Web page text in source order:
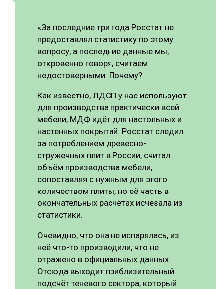
«За последние три года Росстат не
предоставлял статистику по этому
вопросу, а последние данные мы,
откровенно говоря, считаем
недостоверными. Почему?
Как известно, ЛДСП у нас используют
для производства практически всей
мебели, МДФ идёт для настольных и
настенных покрытий. Росстат следил
за потреблением древесно-
стружечных плит в России, считал
объём производства мебели,
сопоставляя с нужным для этого
количеством плиты, но её часть в
окончательных расчётах исчезала из
статистики.
Очевидно, что она не испарялась, из
неё что-то производили, что не
отражено в официальных данных.
Отсюда выходит приблизительный
подсчёт теневого сектора, который